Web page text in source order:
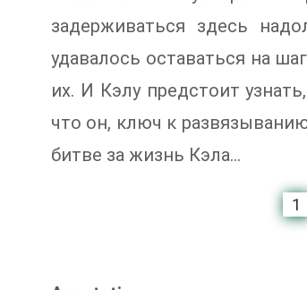
задерживаться здесь
удавалось оставаться на
их. И Кэлу предстоит
что он, ключ к
битве за жизнь Кэла…
1